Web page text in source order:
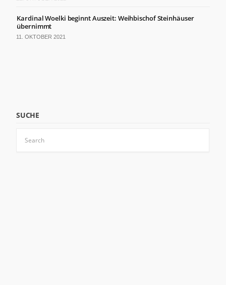
Kardinal Woelki beginnt Auszeit: Weihbischof Steinhäuser
übernimmt
11. OKTOBER 2021
SUCHE